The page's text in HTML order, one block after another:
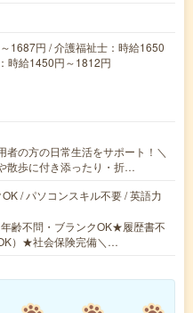
1687円 / 介護福祉士：時給1650
時給1450円～1812円
者の方の日常生活をサポート！＼
歩に付き添ったり・折…
/ パソコンスキル不要 / 英語力
齢不問・ブランクOK★履歴書不
）★社会保険完備＼…